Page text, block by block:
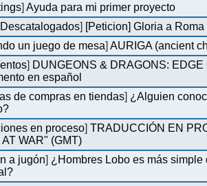
]Ayuda para mi primer proyecto
] [Peticion] Gloria a Roma
un juego de mesa]AURIGA (ancient
] DUNGEONS & DRAGONS:
en español
de compras en tiendas] ¿Alguien
en proceso]TRADUCCIÓN EN
WAR" (GMT)
a jugón] ¿Hombres Lobo es más simple